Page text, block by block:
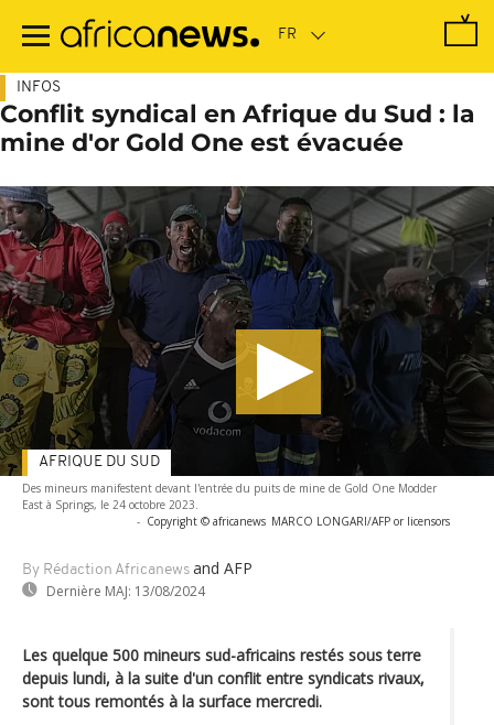
contenu
INFOS
Conflit syndical en Afrique du Sud : la
mine d'or Gold One est évacuée
Des mineurs manifestent devant l'entrée du puits de mine de Gold One Modder
East à Springs, le 24 octobre 2023.
- Copyright © africanews MARCO LONGARI/AFP or licensors
By Rédaction Africanews and AFP
Dernière MAJ: 13/08/2024
AFRIQUE DU SUD
Les quelque 500 mineurs sud-africains restés sous terre
depuis lundi, à la suite d'un conflit entre syndicats rivaux,
sont tous remontés à la surface mercredi.